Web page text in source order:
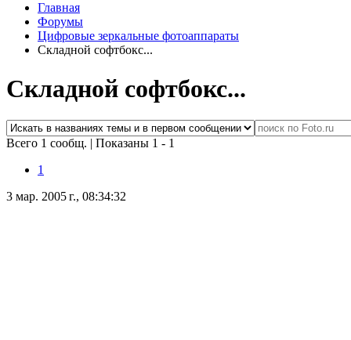
Главная
Форумы
Цифровые зеркальные фотоаппараты
Складной софтбокс...
Складной софтбокс...
Всего 1 сообщ. | Показаны 1 - 1
1
3 мар. 2005 г., 08:34:32